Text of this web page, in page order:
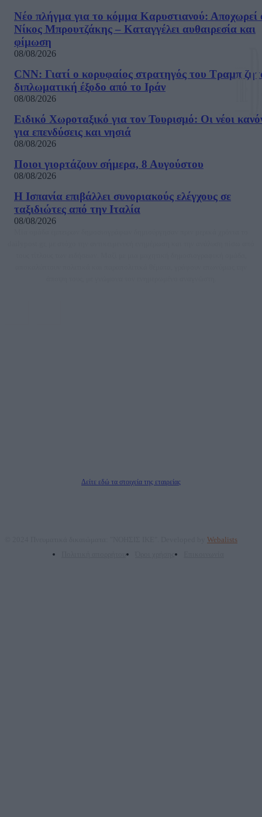
Νέο πλήγμα για το κόμμα Καρυστιανού: Αποχωρεί
Νίκος Μπρουτζάκης – Καταγγέλει αυθαιρεσία και
φίμωση
08/08/2026
CNN: Γιατί ο κορυφαίος στρατηγός του Τραμπ
διπλωματική έξοδο από το Ιράν
08/08/2026
Ειδικό Χωροταξικό για τον Τουρισμό: Οι νέοι
για επενδύσεις και νησιά
08/08/2026
Ποιοι γιορτάζουν σήμερα, 8 Αυγούστου
08/08/2026
Η Ισπανία επιβάλλει συνοριακούς ελέγχους σε
ταξιδιώτες από την Ιταλία
08/08/2026
Δείτε εδώ τα στοιχεία της εταιρείας
Webalists